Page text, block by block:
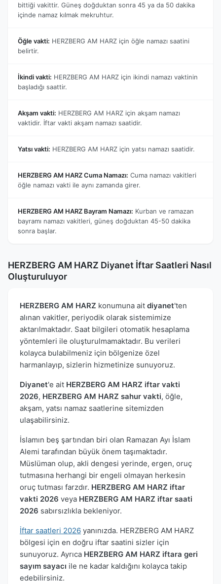
bittiği vakittir. Güneş doğduktan sonra 45 ya da 50 dakika
içinde namaz kılmak mekruhtur.
Öğle vakti: HERZBERG AM HARZ için öğle namazı saatini
belirtir.
İkindi vakti: HERZBERG AM HARZ için ikindi namazı vaktinin
başladığı saattir.
Akşam vakti: HERZBERG AM HARZ için akşam namazı
vaktidir. İftar vakti akşam namazı saatidir.
Yatsı vakti: HERZBERG AM HARZ için yatsı namazı saatidir.
HERZBERG AM HARZ Cuma Namazı: Cuma namazı vakitleri
öğle namazı vakti ile aynı zamanda girer.
HERZBERG AM HARZ Bayram Namazı: Kurban ve ramazan
bayramı namazı vakitleri, güneş doğduktan 45-50 dakika
sonra başlar.
HERZBERG AM HARZ Diyanet İftar Saatleri Nasıl
Oluşturuluyor
HERZBERG AM HARZ konumuna ait diyanet'ten
alınan vakitler, periyodik olarak sistemimize
aktarılmaktadır. Saat bilgileri otomatik hesaplama
yöntemleri ile oluşturulmamaktadır. Bu verileri
kolayca bulabilmeniz için bölgenize özel
harmanlayıp, sizlerin hizmetinize sunuyoruz.
Diyanet'e ait HERZBERG AM HARZ iftar vakti
2026, HERZBERG AM HARZ sahur vakti, öğle,
akşam, yatsı namaz saatlerine sitemizden
ulaşabilirsiniz.
İslamın beş şartından biri olan Ramazan Ayı İslam
Alemi tarafından büyük önem taşımaktadır.
Müslüman olup, akli dengesi yerinde, ergen, oruç
tutmasına herhangi bir engeli olmayan herkesin
oruç tutması farzdır. HERZBERG AM HARZ iftar
vakti 2026 veya HERZBERG AM HARZ iftar saati
2026 sabırsızlıkla bekleniyor.
İftar saatleri 2026 yanınızda. HERZBERG AM HARZ
bölgesi için en doğru iftar saatini sizler için
sunuyoruz. Ayrıca HERZBERG AM HARZ iftara geri
sayım sayacı ile ne kadar kaldığını kolayca takip
edebilirsiniz.